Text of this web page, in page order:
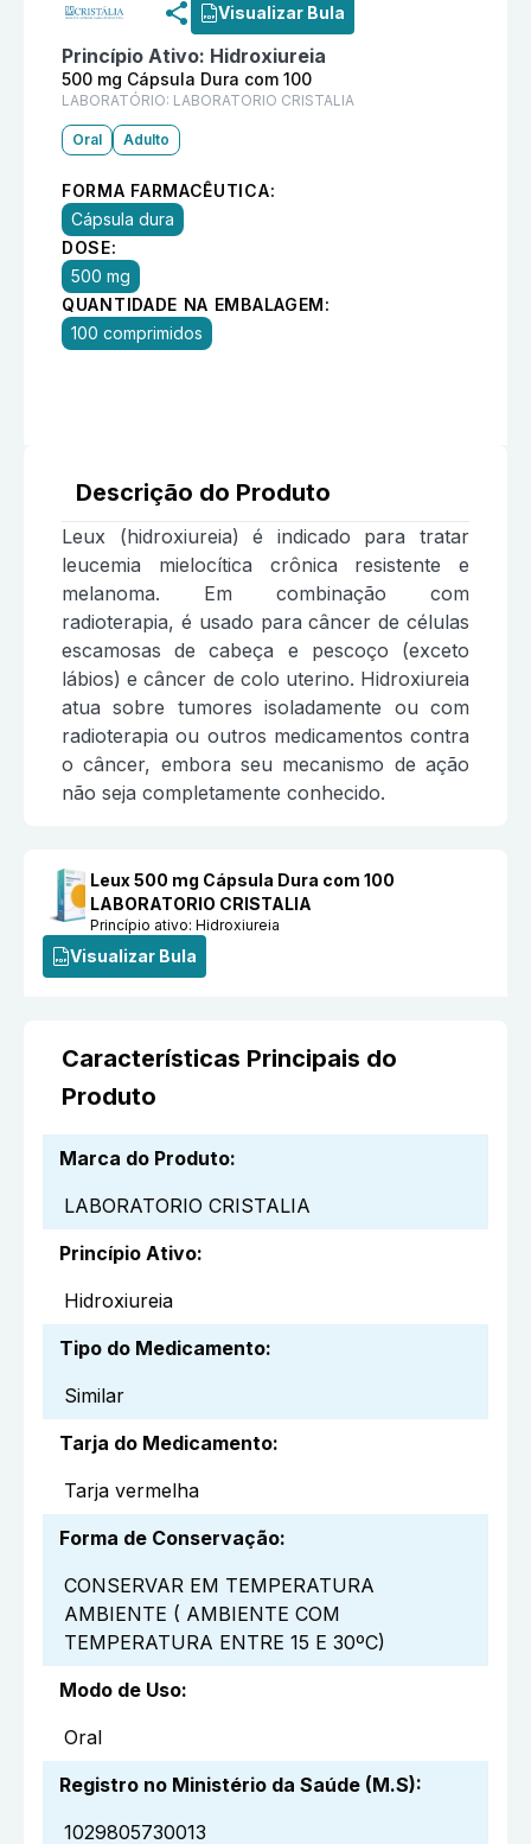
Visualizar Bula
Princípio Ativo: Hidroxiureia
500 mg Cápsula Dura com 100
LABORATÓRIO: LABORATORIO CRISTALIA
Oral Adulto
FORMA FARMACÊUTICA:
Cápsula dura
DOSE:
500 mg
QUANTIDADE NA EMBALAGEM:
100 comprimidos
Descrição do Produto
Leux (hidroxiureia) é indicado para tratar
leucemia mielocítica crônica resistente e
melanoma. Em combinação com
radioterapia, é usado para câncer de células
escamosas de cabeça e pescoço (exceto
lábios) e câncer de colo uterino. Hidroxiureia
atua sobre tumores isoladamente ou com
radioterapia ou outros medicamentos contra
o câncer, embora seu mecanismo de ação
não seja completamente conhecido.
Leux 500 mg Cápsula Dura com 100
LABORATORIO CRISTALIA
Princípio ativo:Hidroxiureia
Visualizar Bula
Características Principais do
Produto
Marca do Produto:
LABORATORIO CRISTALIA
Princípio Ativo:
Hidroxiureia
Tipo do Medicamento:
Similar
Tarja do Medicamento:
Tarja vermelha
Forma de Conservação:
CONSERVAR EM TEMPERATURA
AMBIENTE ( AMBIENTE COM
TEMPERATURA ENTRE 15 E 30ºC)
Modo de Uso:
Oral
Registro no Ministério da Saúde (M.S):
1029805730013